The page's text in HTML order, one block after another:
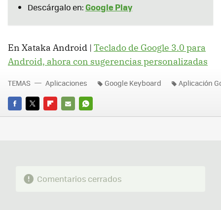
Descárgalo en: Google Play
En Xataka Android | Teclado de Google 3.0 para
Android, ahora con sugerencias personalizadas
FACEBOOK
TWITTERFLIPBOARD
E-
WHATSAPP
TEMAS Aplicaciones Google Keyboard Aplicación
Comentarios cerrados